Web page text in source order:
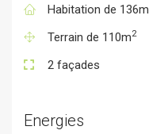
Habitation de 136m
Terrain de 110m2
2 façades
Energies